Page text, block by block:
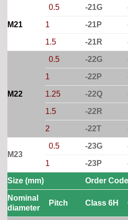
M21
0.5 -21G
1 -21P
1.5 -21R
M22
0.5 -22G
1 -22P
1.25 -22Q
1.5 -22R
2 -22T
M23
0.5 -23G
1 -23P
Size (mm) Order
Nominal
diameter
Pitch Class 6H